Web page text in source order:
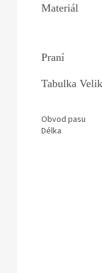
Materiál
Praní
Tabulka
Obvod pasu
Délka